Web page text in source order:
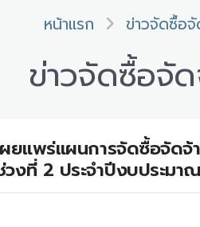
หน้าแรก ข่าวจัดซื้อ
ข่าวจัดซื้อจั
ผยแพร่แผนการจัดซื้อจัด
วงที่ 2 ประจำปีงบประม